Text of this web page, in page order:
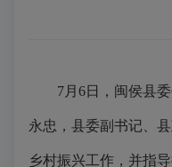
7月6日，闽侯县
永忠，县委副书记、
乡村振兴工作，并指